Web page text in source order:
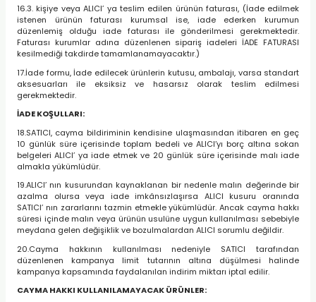
16.3. kişiye veya ALICI’ ya teslim edilen ürünün faturası, (İade edilmek
istenen ürünün faturası kurumsal ise, iade ederken kurumun
düzenlemiş olduğu iade faturası ile gönderilmesi gerekmektedir.
Faturası kurumlar adına düzenlenen sipariş iadeleri İADE FATURASI
kesilmediği takdirde tamamlanamayacaktır.)
17.İade formu, İade edilecek ürünlerin kutusu, ambalajı, varsa standart
aksesuarları ile eksiksiz ve hasarsız olarak teslim edilmesi
gerekmektedir.
İADE KOŞULLARI:
18.SATICI, cayma bildiriminin kendisine ulaşmasından itibaren en geç
10 günlük süre içerisinde toplam bedeli ve ALICI’yı borç altına sokan
belgeleri ALICI’ ya iade etmek ve 20 günlük süre içerisinde malı iade
almakla yükümlüdür.
19.ALICI’ nın kusurundan kaynaklanan bir nedenle malın değerinde bir
azalma olursa veya iade imkânsızlaşırsa ALICI kusuru oranında
SATICI’ nın zararlarını tazmin etmekle yükümlüdür. Ancak cayma hakkı
süresi içinde malın veya ürünün usulüne uygun kullanılması sebebiyle
meydana gelen değişiklik ve bozulmalardan ALICI sorumlu değildir.
20.Cayma hakkının kullanılması nedeniyle SATICI tarafından
düzenlenen kampanya limit tutarının altına düşülmesi halinde
kampanya kapsamında faydalanılan indirim miktarı iptal edilir.
CAYMA HAKKI KULLANILAMAYACAK ÜRÜNLER: